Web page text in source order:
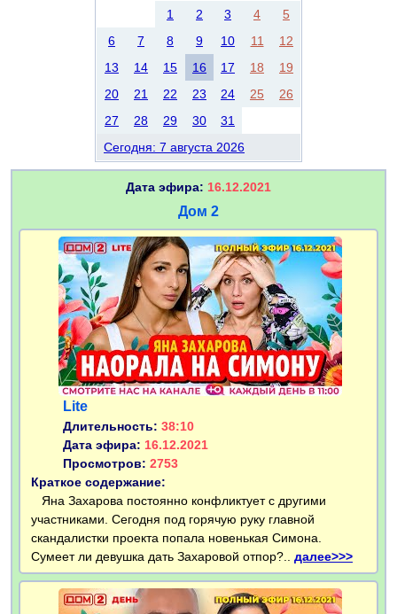
1
2 3 4
5
6
7 8 9 10 11
12
13
14 15 16 17 18
19
20
21 22 23 24 25
26
27
28 29 30
31
Сегодня: 7 августа 2026
Дата эфира: 16.12.2021
Дом 2
Lite
Длительность: 38:10
Дата эфира: 16.12.2021
Просмотров: 2753
Краткое содержание:
Яна Захарова постоянно конфликтует с другими
участниками. Сегодня под горячую руку главной
скандалистки проекта попала новенькая Симона.
Сумеет ли девушка дать Захаровой отпор?.. далее>>>